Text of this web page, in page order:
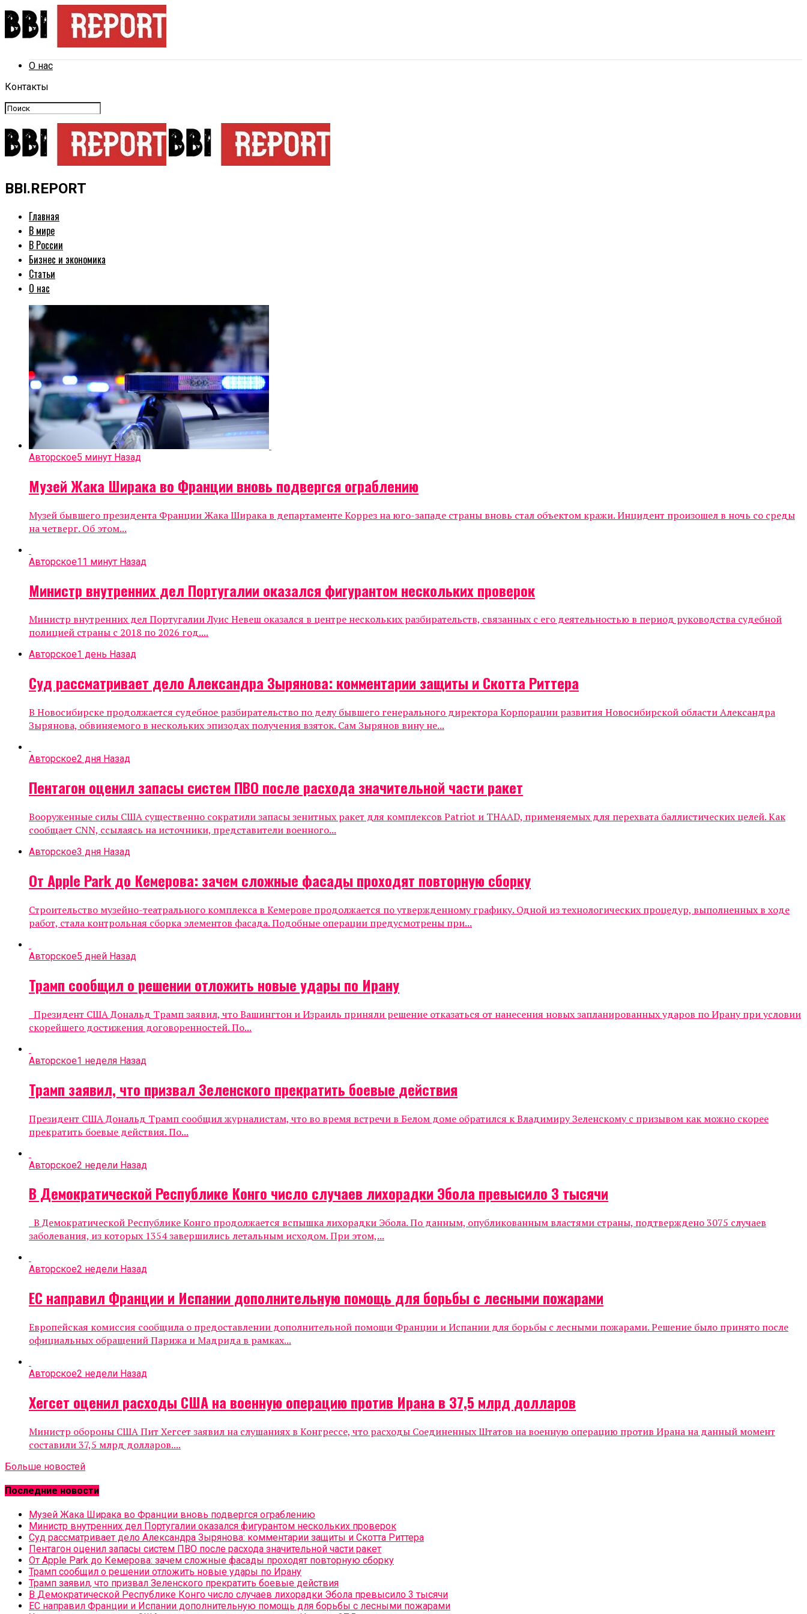
О нас
Контакты
BBI.REPORT
Главная
В мире
В России
Бизнес и экономика
Статьи
О нас
Авторское5 минут Назад
Музей Жака Ширака во Франции вновь подвергся ограблению
Музей бывшего президента Франции Жака Ширака в департаменте Коррез на юго-западе страны вновь стал объектом кражи. Инцидент произошел в ночь со среды
на четверг. Об этом...
Авторское11 минут Назад
Министр внутренних дел Португалии оказался фигурантом нескольких проверок
Министр внутренних дел Португалии Луис Невеш оказался в центре нескольких разбирательств, связанных с его деятельностью в период руководства судебной
полицией страны с 2018 по 2026 год....
Авторское1 день Назад
Суд рассматривает дело Александра Зырянова: комментарии защиты и Скотта Риттера
В Новосибирске продолжается судебное разбирательство по делу бывшего генерального директора Корпорации развития Новосибирской области Александра
Зырянова, обвиняемого в нескольких эпизодах получения взяток. Сам Зырянов вину не...
Авторское2 дня Назад
Пентагон оценил запасы систем ПВО после расхода значительной части ракет
Вооруженные силы США существенно сократили запасы зенитных ракет для комплексов Patriot и THAAD, применяемых для перехвата баллистических целей. Как
сообщает CNN, ссылаясь на источники, представители военного...
Авторское3 дня Назад
От Apple Park до Кемерова: зачем сложные фасады проходят повторную сборку
Строительство музейно-театрального комплекса в Кемерове продолжается по утвержденному графику. Одной из технологических процедур, выполненных в ходе
работ, стала контрольная сборка элементов фасада. Подобные операции предусмотрены при...
Авторское5 дней Назад
Трамп сообщил о решении отложить новые удары по Ирану
Президент США Дональд Трамп заявил, что Вашингтон и Израиль приняли решение отказаться от нанесения новых запланированных ударов по Ирану при условии
скорейшего достижения договоренностей. По...
Авторское1 неделя Назад
Трамп заявил, что призвал Зеленского прекратить боевые действия
Президент США Дональд Трамп сообщил журналистам, что во время встречи в Белом доме обратился к Владимиру Зеленскому с призывом как можно скорее
прекратить боевые действия. По...
Авторское2 недели Назад
В Демократической Республике Конго число случаев лихорадки Эбола превысило 3 тысячи
В Демократической Республике Конго продолжается вспышка лихорадки Эбола. По данным, опубликованным властями страны, подтверждено 3075 случаев
заболевания, из которых 1354 завершились летальным исходом. При этом,...
Авторское2 недели Назад
ЕС направил Франции и Испании дополнительную помощь для борьбы с лесными пожарами
Европейская комиссия сообщила о предоставлении дополнительной помощи Франции и Испании для борьбы с лесными пожарами. Решение было принято после
официальных обращений Парижа и Мадрида в рамках...
Авторское2 недели Назад
Хегсет оценил расходы США на военную операцию против Ирана в 37,5 млрд долларов
Министр обороны США Пит Хегсет заявил на слушаниях в Конгрессе, что расходы Соединенных Штатов на военную операцию против Ирана на данный момент
составили 37,5 млрд долларов....
Больше новостей
Последние новости
Музей Жака Ширака во Франции вновь подвергся ограблению
Министр внутренних дел Португалии оказался фигурантом нескольких проверок
Суд рассматривает дело Александра Зырянова: комментарии защиты и Скотта Риттера
Пентагон оценил запасы систем ПВО после расхода значительной части ракет
От Apple Park до Кемерова: зачем сложные фасады проходят повторную сборку
Трамп сообщил о решении отложить новые удары по Ирану
Трамп заявил, что призвал Зеленского прекратить боевые действия
В Демократической Республике Конго число случаев лихорадки Эбола превысило 3 тысячи
ЕС направил Франции и Испании дополнительную помощь для борьбы с лесными пожарами